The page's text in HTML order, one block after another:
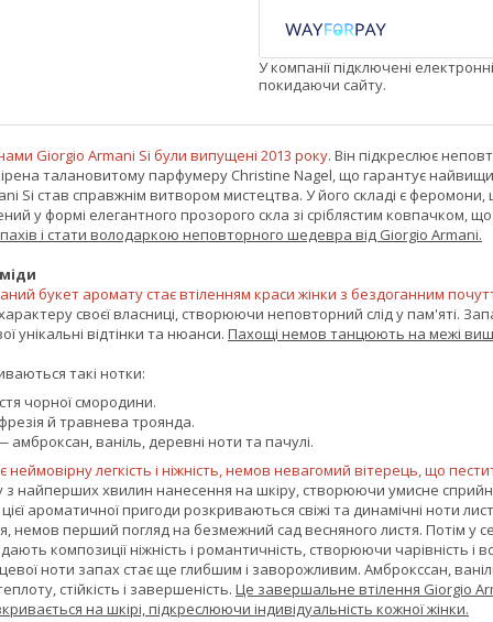
У компанії підключені
покидаючи сайту.
Giorgio Armani Si були випущені 2013 року. Він підкреслює
талановитому парфумеру Christine Nagel, що гарантує
Si став справжнім витвором мистецтва. У його складі є
у формі елегантного прозорого скла зі сріблястим ковпачком,
і стати володаркою неповторного шедевра від Giorgio Armani.
букет аромату стає втіленням краси жінки з бездоганним
своєї власниці, створюючи неповторний слід у пам'яті.
унікальні відтінки та нюанси. Пахощі немов танцюють на межі
такі нотки:
чорної смородини.
й травнева троянда.
ваніль, деревні ноти та пачулі.
неймовірну легкість і ніжність, немов невагомий вітерець, що
найперших хвилин нанесення на шкіру, створюючи умисне
ароматичної пригоди розкриваються свіжі та динамічні ноти
немов перший погляд на безмежний сад весняного листя. Потім у
композиції ніжність і романтичність, створюючи чарівність і
ноти запах стає ще глибшим і заворожливим. Амброкссан,
стійкість і завершеність. Це завершальне втілення Giorgio
на шкірі, підкреслюючи індивідуальність кожної жінки.